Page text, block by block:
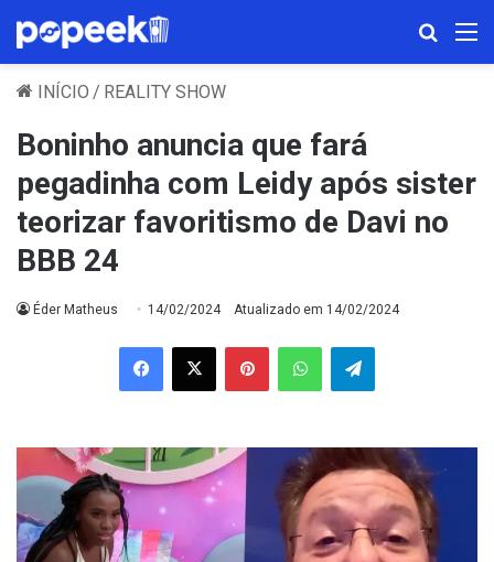
INÍCIO / REALITY SHOW
Boninho anuncia que fará
pegadinha com Leidy após sister
teorizar favoritismo de Davi no
BBB 24
Éder Matheus 14/02/2024 Atualizado em 14/02/2024
Facebook
X PinterestWhatsAppTelegram